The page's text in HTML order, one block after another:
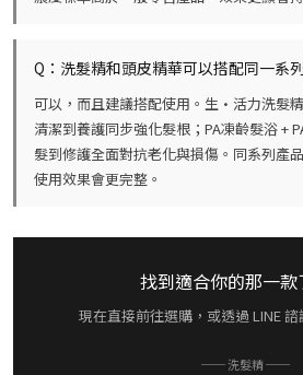
Q：洗髮精和頭皮精華可以搭配同一系
可以，而且建議搭配使用。生·活力洗髮
清潔到養護同步強化髮根；PA凍齡髮浴 +
髮到修護全面對抗老化與損傷。同系列產
使用效果會更完整。
找到適合你的那一款
現在直接前往選購，或透過 LINE
── 洗髮精 ──